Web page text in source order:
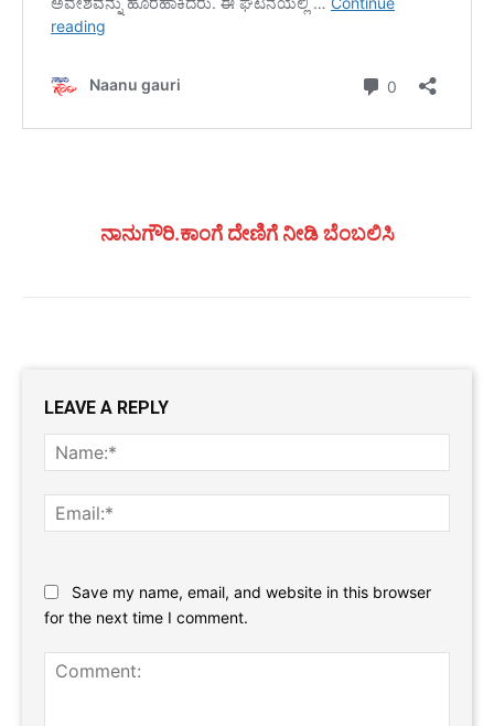
ನಾನುಗೌರಿ.ಕಾಂಗೆ ದೇಣಿಗೆ ನೀಡಿ ಬೆಂಬಲಿಸಿ
LEAVE A REPLY
Save my name, email, and website in this browser
for the next time I comment.